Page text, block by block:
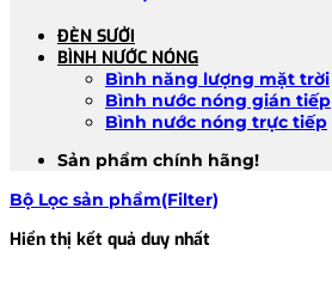
ĐÈN SƯỞI
BÌNH NƯỚC NÓNG
Bình năng lượng mặt trời
Bình nước nóng gián tiếp
Bình nước nóng trực tiếp
Sản phẩm chính hãng!
Bộ Lọc sản phẩm(Filter)
Hiển thị kết quả duy nhất